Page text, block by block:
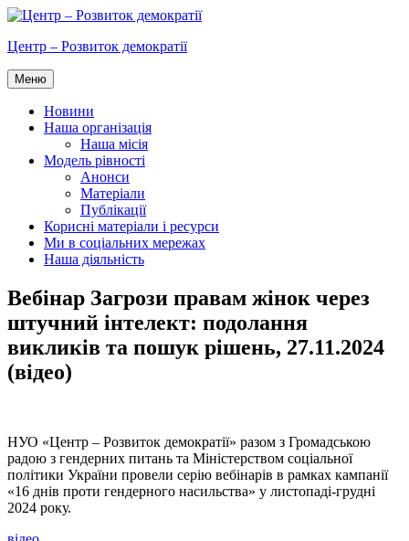
Перейти
вмісту
Центр – Розвиток демократії
Меню
Новини
Наша організація
Наша місія
Модель рівності
Анонси
Матеріали
Публікації
Корисні матеріали і ресурси
Ми в соціальних мережах
Наша діяльність
Вебінар Загрози правам жінок через
штучний інтелект: подолання
викликів та пошук рішень, 27.11.2024
(відео)
НУО «Центр – Розвиток демократії» разом з Громадською
радою з гендерних питань та Міністерством соціальної
політики України провели серію вебінарів в рамках кампанії
«16 днів проти гендерного насильства» у листопаді-грудні
2024 року.